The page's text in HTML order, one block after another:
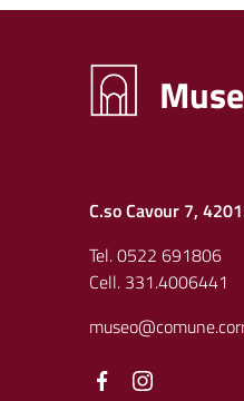
C.so Cavour 7,
Tel. 0522 691806
Cell. 331.4006441
Facebook